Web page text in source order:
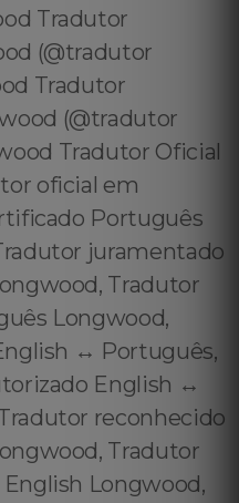
Tradutor
(@tradutor
Tradutor
(@tradutor
Tradutor Oficial
oficial em
Português
juramentado
Tradutor
Longwood,
↔️ Português,
English ↔️
reconhecido
Tradutor
Longwood,